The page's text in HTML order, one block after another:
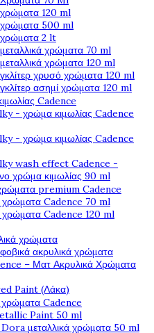
χρώματα 120 ml
χρώματα 500 ml
χρώματα 2 lt
χρώματα 70 ml
χρώματα 120 ml
γκλίτερ χρυσό χρώματα 120 ml
ασημί χρώματα 120 ml
Cadence
- χρώμα κιμωλίας Cadence
- χρώμα κιμωλίας Cadence
wash effect Cadence -
χρώμα κιμωλίας 90 ml
premium Cadence
χρώματα Cadence 70 ml
χρώματα Cadence 120 ml
χρώματα
ακρυλικά χρώματα
– Ματ Ακρυλικά Χρώματα
Paint (Λάκα)
χρώματα Cadence
Paint 50 ml
μεταλλικά χρώματα 50 ml